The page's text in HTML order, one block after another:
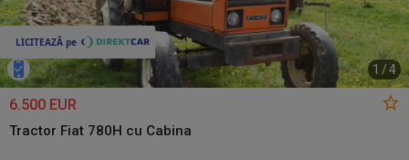
1 /4
6.500 EUR
Tractor Fiat 780H cu Cabina